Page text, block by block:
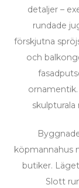
detaljer –
rundade
förskjutna
och
köpmannahus
butiker.
Slott